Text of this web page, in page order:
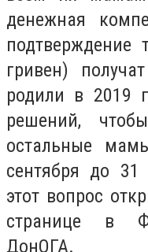
денежная
подтверждение
гривен)
родили в 2019
решений,
остальные
сентября до
этот вопрос
странице в
ДонОГА.